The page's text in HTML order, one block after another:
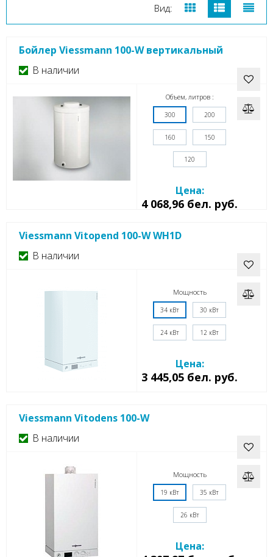
Вид:
В наличии
Бойлер Viessmann 100-W вертикальный
Объем, литров :
300 200
160 150
120
Цена:
4 068,96 бел. руб.
В наличии
Viessmann Vitopend 100-W WH1D
Мощность
34 кВт 30 кВт
24 кВт 12 кВт
Цена:
3 445,05 бел. руб.
В наличии
Viessmann Vitodens 100-W
Мощность
19 кВт 35 кВт
26 кВт
Цена: